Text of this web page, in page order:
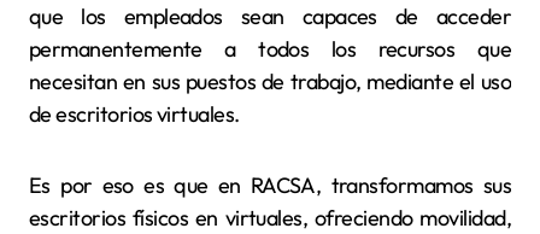
que los empleados sean capaces de acceder
permanentemente a todos los recursos que
necesitan en sus puestos de trabajo, mediante el uso
de escritorios virtuales.
Es por eso es que en RACSA, transformamos sus
escritorios físicos en virtuales, ofreciendo movilidad,